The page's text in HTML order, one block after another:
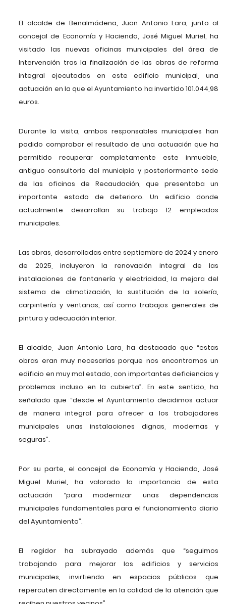
El alcalde de Benalmádena, Juan Antonio Lara, junto al
concejal de Economía y Hacienda, José Miguel Muriel, ha
visitado las nuevas oficinas municipales del área de
Intervención tras la finalización de las obras de reforma
integral ejecutadas en este edificio municipal, una
actuación en la que el Ayuntamiento ha invertido 101.044,98
euros.
Durante la visita, ambos responsables municipales han
podido comprobar el resultado de una actuación que ha
permitido recuperar completamente este inmueble,
antiguo consultorio del municipio y posteriormente sede
de las oficinas de Recaudación, que presentaba un
importante estado de deterioro. Un edificio donde
actualmente desarrollan su trabajo 12 empleados
municipales.
Las obras, desarrolladas entre septiembre de 2024 y enero
de 2025, incluyeron la renovación integral de las
instalaciones de fontanería y electricidad, la mejora del
sistema de climatización, la sustitución de la solería,
carpintería y ventanas, así como trabajos generales de
pintura y adecuación interior.
El alcalde, Juan Antonio Lara, ha destacado que “estas
obras eran muy necesarias porque nos encontramos un
edificio en muy mal estado, con importantes deficiencias y
problemas incluso en la cubierta”. En este sentido, ha
señalado que “desde el Ayuntamiento decidimos actuar
de manera integral para ofrecer a los trabajadores
municipales unas instalaciones dignas, modernas y
seguras”.
Por su parte, el concejal de Economía y Hacienda, José
Miguel Muriel, ha valorado la importancia de esta
actuación “para modernizar unas dependencias
municipales fundamentales para el funcionamiento diario
del Ayuntamiento”.
El regidor ha subrayado además que “seguimos
trabajando para mejorar los edificios y servicios
municipales, invirtiendo en espacios públicos que
repercuten directamente en la calidad de la atención que